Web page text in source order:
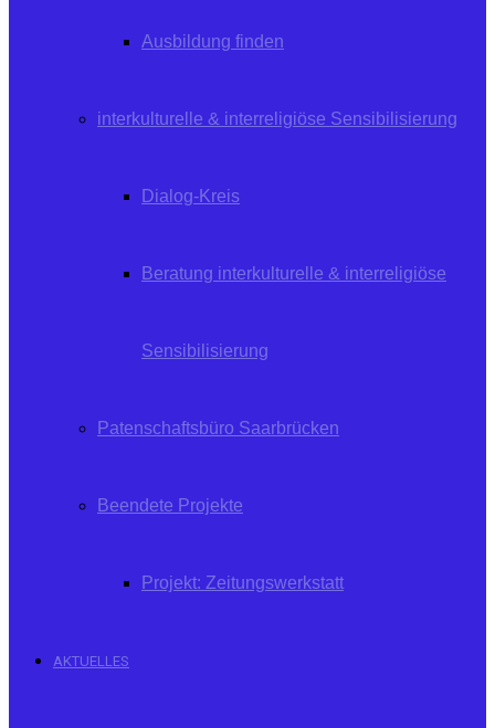
Ausbildung finden
interkulturelle & interreligiöse Sensibilisierung
Dialog-Kreis
Beratung interkulturelle & interreligiöse
Sensibilisierung
Patenschaftsbüro Saarbrücken
Beendete Projekte
Projekt: Zeitungswerkstatt
AKTUELLES